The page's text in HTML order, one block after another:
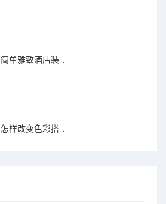
简单雅致酒店装...
怎样改变色彩搭...